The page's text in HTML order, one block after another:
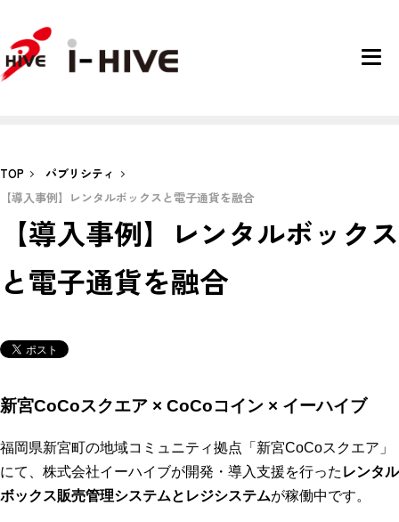
TOP
パブリシティ
【導入事例】レンタルボックスと電子通貨を融合
【導入事例】レンタルボックス
と電子通貨を融合
新宮CoCoスクエア × CoCoコイン × イーハイブ
福岡県新宮町の地域コミュニティ拠点「新宮CoCoスクエア」
にて、株式会社イーハイブが開発・導入支援を行った レンタル
ボックス販売管理システムとレジシステムが稼働中です。